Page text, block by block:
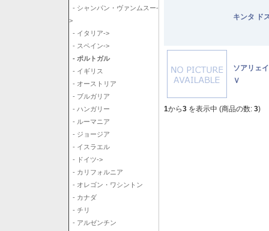
- シャンパン・ヴァンムスー-
>
- イタリア->
- スペイン->
- ポルトガル
- イギリス
- オーストリア
- ブルガリア
- ハンガリー
- ルーマニア
- ジョージア
- イスラエル
- ドイツ->
- カリフォルニア
- オレゴン・ワシントン
- カナダ
- チリ
- アルゼンチン
キンタ ド
ソアリェ
Ｖ
1から3 を表示中 (商品の数: 3)